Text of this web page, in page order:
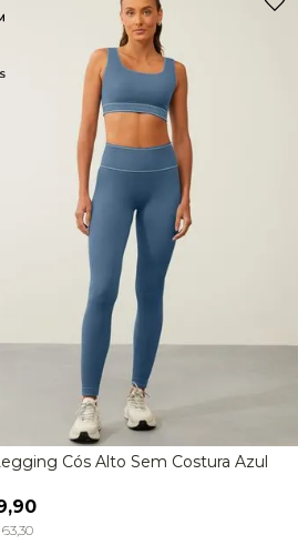
P
Cós Alto Sem Costura Azul
,90
63,30